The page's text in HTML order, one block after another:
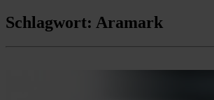
Schlagwort: Aramark